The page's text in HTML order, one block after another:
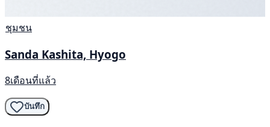
ชุมชน
Sanda Kashita, Hyogo
8เดือนที่แล้ว
บันทึก